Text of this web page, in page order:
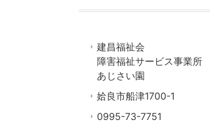
建昌福祉会
障害福祉サービス事業所
あじさい園
姶良市船津1700-1
0995-73-7751